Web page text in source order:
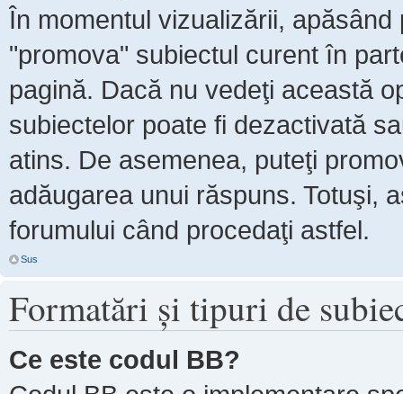
În momentul vizualizării, apăsând
"promova" subiectul curent în
pagină. Dacă nu vedeţi această
subiectelor poate fi dezactivată
atins. De asemenea, puteţi
adăugarea unui răspuns. Totuşi,
forumului când procedaţi astfel.
Sus
Formatări şi tipuri de
Ce este codul BB?